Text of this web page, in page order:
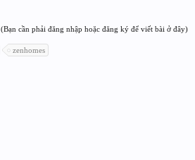
(Bạn cần phải đăng nhập hoặc đăng ký để viết bài ở đây)
zenhomes